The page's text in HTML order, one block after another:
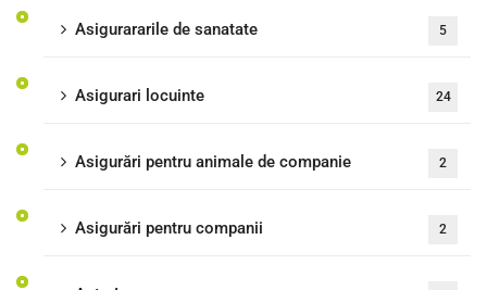
Asigurararile de sanatate 5
Asigurari locuinte 24
Asigurări pentru animale de companie 2
Asigurări pentru companii 2